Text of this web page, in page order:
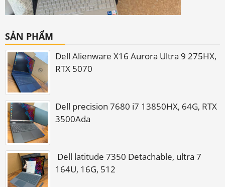
SẢN PHẨM
Dell Alienware X16 Aurora Ultra 9 275HX,
RTX 5070
Dell precision 7680 i7 13850HX, 64G, RTX
3500Ada
Dell latitude 7350 Detachable, ultra 7
164U, 16G, 512